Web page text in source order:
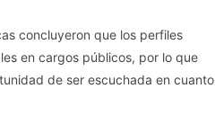
concluyeron que los perfiles
en cargos públicos, por lo que
de ser escuchada en cuanto